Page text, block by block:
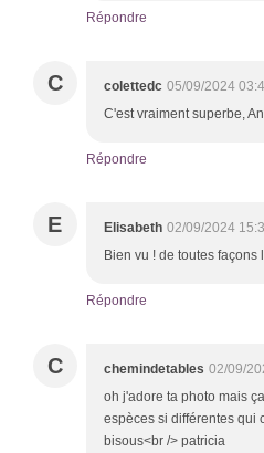
Répondre
C colettedc 05/09/2024
C'est vraiment superbe,
Répondre
E Elisabeth 02/09/2024
Bien vu ! de toutes
Répondre
C chemindetables 02/09/
oh j'adore ta photo mais
espèces si différentes qui
bisous<br /> patricia